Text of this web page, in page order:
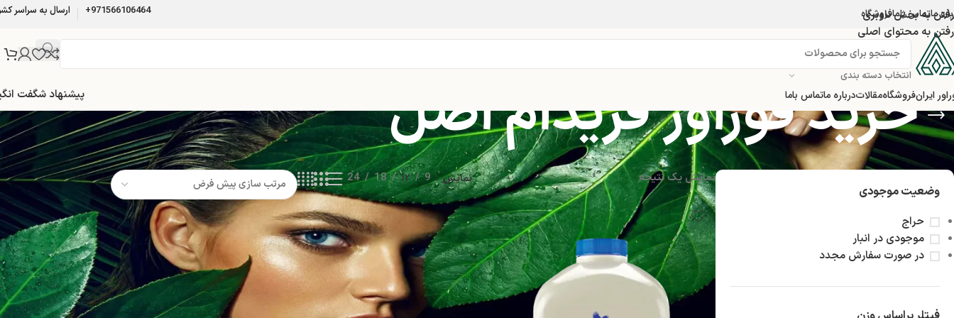
رفتن به بخش ناوبری
رفتن به محتوای اصلی
ماتماس بامافروشگاه 971566106464+ ارسال به سراسر
انتخاب دسته بندی
ایرانفروشگاهمقالاتدرباره ماتماس باما پیشنهاد شگفت خرید فوراور فریدام اصل
وضعیت موجودی
حراج
موجودی در انبار
در صورت سفارش مجدد
نمایش یک نتیجه نمایش 9
12
18
24